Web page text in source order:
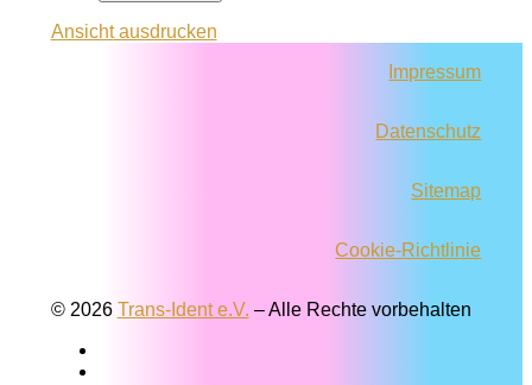
Ansichtausdrucken
Impressum
Datenschutz
Sitemap
Cookie-Richtlinie
© 2026 Trans-Ident e.V. – Alle Rechte vorbehalten